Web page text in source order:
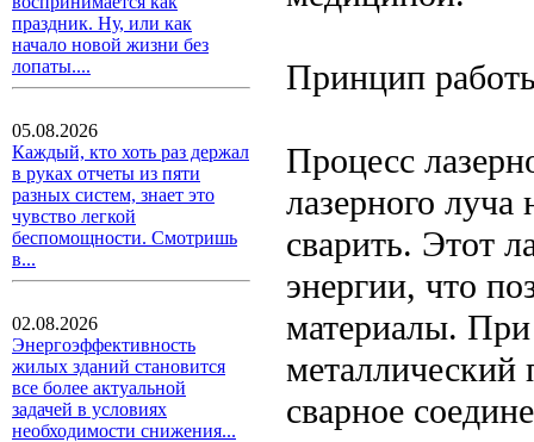
праздник. Ну, или как
начало новой жизни без
лопаты....
05.08.2026
Каждый, кто хоть раз держал
в руках отчеты из пяти
разных систем, знает это
чувство легкой
беспомощности. Смотришь
в...
02.08.2026
Энергоэффективность
жилых зданий становится
все более актуальной
задачей в условиях
необходимости снижения...
Принцип
Процесс
лазерного
сварить. Этот
энергии, что
материалы. При
металлический
сварное